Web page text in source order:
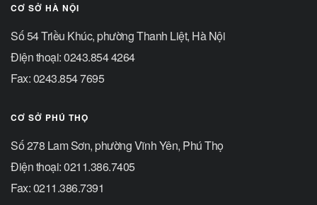
CƠ SỞ HÀ NỘI
Số 54 Triều Khúc, phường Thanh Liệt, Hà Nội
Điện thoại: 0243.854 4264
Fax: 0243.854 7695
CƠ SỞ PHÚ THỌ
Số 278 Lam Sơn, phường Vĩnh Yên, Phú Thọ
Điện thoại: 0211.386.7405
Fax: 0211.386.7391